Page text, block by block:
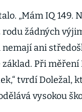
„Mám IQ 149.
žádných
ani
Při
tvrdí Doležal,
vysokou